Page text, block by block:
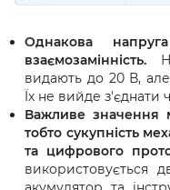
Однакова
взаємозамінність.
видають до 20 В,
Їх не вийде
Важливе значення
тобто сукупність
та цифрового
використовується